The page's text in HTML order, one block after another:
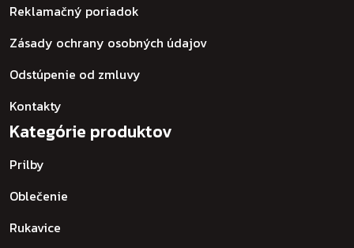
Reklamačný poriadok
Zásady ochrany osobných údajov
Odstúpenie od zmluvy
Kontakty
Kategórie produktov
Prilby
Oblečenie
Rukavice